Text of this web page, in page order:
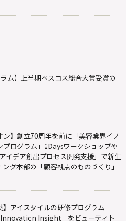
ラム】上半期ベスコス総合大賞受賞の
ン】創立70周年を前に「美容業界イノ
プログラム」2Daysワークショップや
イデア創出プロセス開発支援」で新生
ング本部の「顧客視点のものづくり」
】アイスタイルの研修プログラム
Innovation Insight」をビューティト